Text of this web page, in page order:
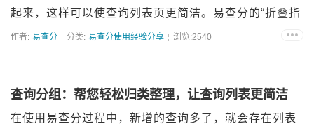
起来，这样可以使查询列表页更简洁。易查分的“折叠指
定日期前的查询”功能,就能解决这一难题,通过对该功能
作者: 易查分 分类: 易查分使用经验分享 浏览:2540
查询分组：帮您轻松归类整理，让查询列表更简洁
在使用易查分过程中，新增的查询多了，就会存在列表